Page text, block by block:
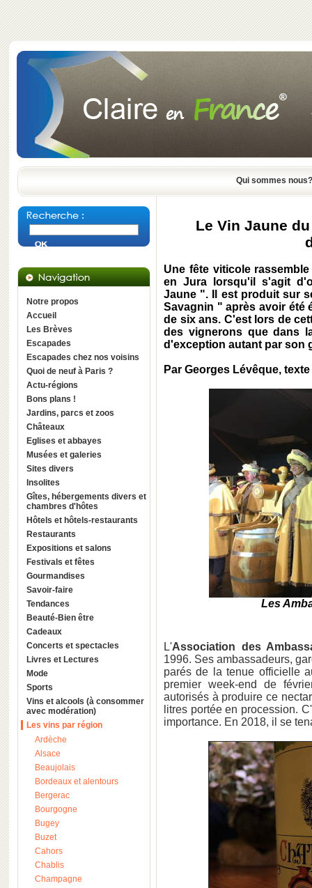
Qui sommes nous?
Notre propos
Accueil
Les Brèves
Escapades
Escapades chez nos voisins
Quoi de neuf à Paris ?
Actu-régions
Bons plans !
Jardins, parcs et zoos
Châteaux
Eglises et abbayes
Musées et galeries
Sites divers
Insolites
Gîtes, hébergements divers et
chambres d'hôtes
Hôtels et hôtels-restaurants
Restaurants
Expositions et salons
Festivals et fêtes
Gourmandises
Savoir-faire
Tendances
Beauté-Bien être
Cadeaux
Concerts et spectacles
Livres et Lectures
Mode
Sports
Vins et alcools (à consommer
avec modération)
Les vins par région
Ardèche
Alsace
Beaujolais
Bordeaux et alentours
Bergerac
Bourgogne
Bugey
Buzet
Cahors
Chablis
Champagne
Le Vin Jaune
Une fête viticole
en Jura lorsqu'il s'agit
Jaune ". Il est produit sur
Savagnin " après avoir été
de six ans. C'est lors de
des vignerons que dans
d'exception autant par son
Par Georges Lévêque,
Les
L'Association des
1996. Ses ambassadeurs,
parés de la tenue officielle
premier week-end de
autorisés à produire ce
litres portée en procession.
importance. En 2018, il se